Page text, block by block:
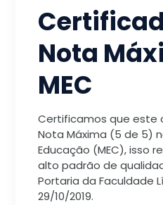
Nota
MEC
Certificamos que este
Nota Máxima (5 de 5)
Educação (MEC), isso
alto padrão de
Portaria da Faculdade
29/10/2019.